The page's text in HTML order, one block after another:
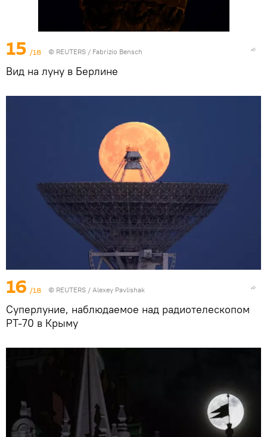
15 /18 © REUTERS / Fabrizio Bensch
Вид на луну в Берлине
16 /18 © REUTERS / Alexey Pavlishak
Суперлуние, наблюдаемое над радиотелескопом
РТ-70 в Крыму